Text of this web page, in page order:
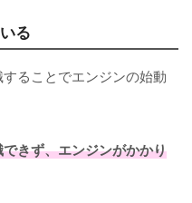
る
ることでエンジンの始動
きず、エンジンがかかり